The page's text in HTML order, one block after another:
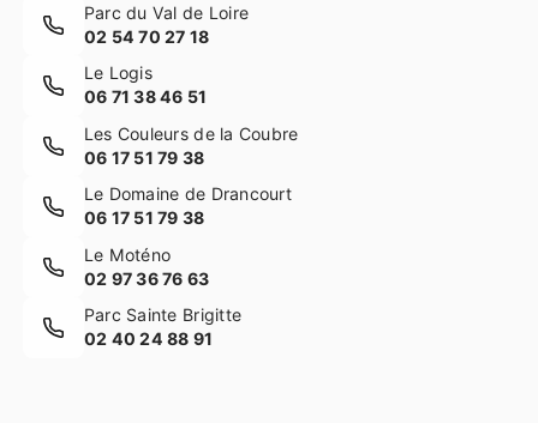
Parc du Val de Loire
02 54 70 27 18
Le Logis
06 71 38 46 51
Les Couleurs de la Coubre
06 17 51 79 38
Le Domaine de Drancourt
06 17 51 79 38
Le Moténo
02 97 36 76 63
Parc Sainte Brigitte
02 40 24 88 91